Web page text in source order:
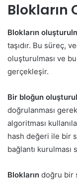
Blokların
Blokların
taşıdır. Bu süreç,
oluşturulması ve
gerçekleşir.
Bir bloğun
doğrulanması
algoritması
hash değeri ile bir
bağlantı kurulması
Blokların doğru bir